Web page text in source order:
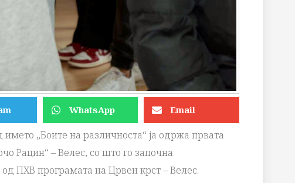
WhatsApp Email
„Боите на различностa“ ја одржа првата
Рацин“ – Велес, со што го започна
ПХВ програмата на Црвен крст – Велес.